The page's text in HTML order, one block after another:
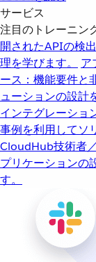
サービス
注目のトレーニン
開されたAPIの検
理を学びます。
ア
ース：機能要件と
ューションの設計
インテグレーショ
事例を利用してソ
CloudHub技術者
プリケーションの
す。